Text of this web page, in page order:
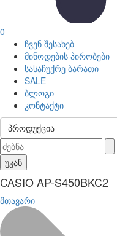
0
ჩვენ შესახებ
მიწოდების პირობები
სასაჩუქრე ბარათი
SALE
ბლოგი
კონტაქტი
პროდუქცია
უკან
CASIO AP-S450BKC2
მთავარი